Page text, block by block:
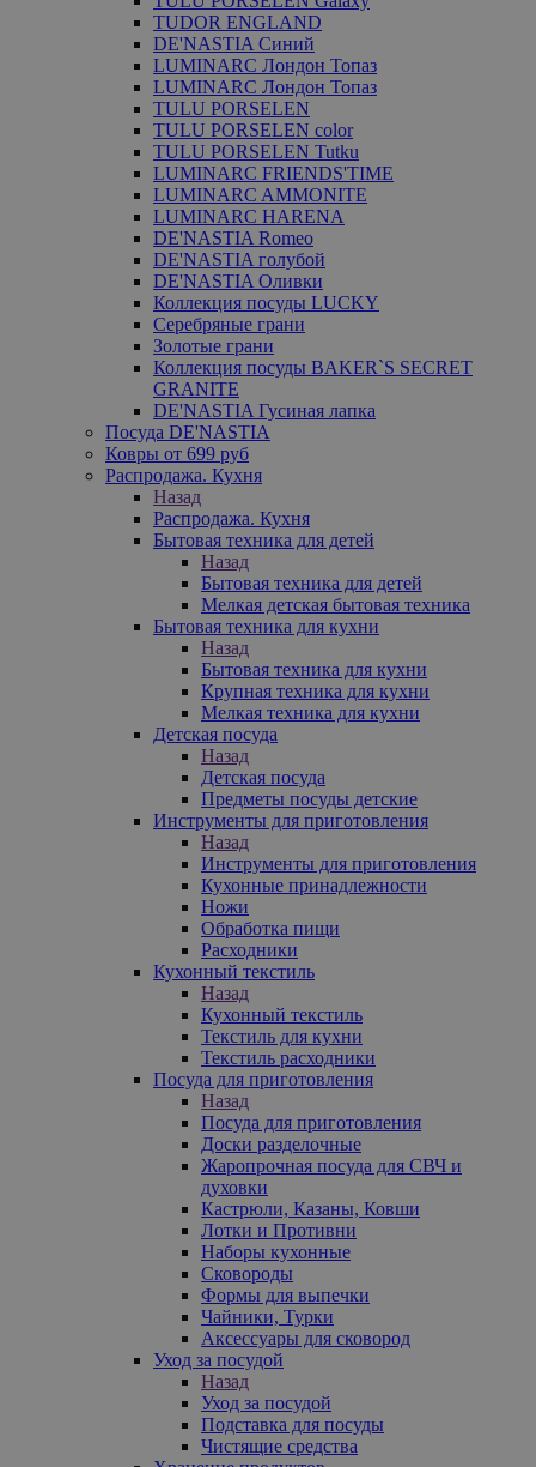
TUDOR ENGLAND
DE'NASTIA Синий
LUMINARC Лондон Топаз
LUMINARC Лондон Топаз
TULU PORSELEN
TULU PORSELEN color
TULU PORSELEN Tutku
LUMINARC FRIENDS'TIME
LUMINARC AMMONITE
LUMINARC HARENA
DE'NASTIA Romeo
DE'NASTIA голубой
DE'NASTIA Оливки
Коллекция посуды LUCKY
Серебряные грани
Золотые грани
Коллекция посуды BAKER`S SECRET
GRANITE
DE'NASTIA Гусиная лапка
Посуда DE'NASTIA
Ковры от 699 руб
Распродажа. Кухня
Назад
Распродажа. Кухня
Бытовая техника для детей
Назад
Бытовая техника для детей
Мелкая детская бытовая техника
Бытовая техника для кухни
Назад
Бытовая техника для кухни
Крупная техника для кухни
Мелкая техника для кухни
Детская посуда
Назад
Детская посуда
Предметы посуды детские
Инструменты для приготовления
Назад
Инструменты для приготовления
Кухонные принадлежности
Ножи
Обработка пищи
Расходники
Кухонный текстиль
Назад
Кухонный текстиль
Текстиль для кухни
Текстиль расходники
Посуда для приготовления
Назад
Посуда для приготовления
Доски разделочные
Жаропрочная посуда для СВЧ и
духовки
Кастрюли, Казаны, Ковши
Лотки и Противни
Наборы кухонные
Сковороды
Формы для выпечки
Чайники, Турки
Аксессуары для сковород
Уход за посудой
Назад
Уход за посудой
Подставка для посуды
Чистящие средства